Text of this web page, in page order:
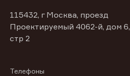
115432, г Москва, проезд
Проектируемый 4062-й, дом 6,
стр 2
Телефоны